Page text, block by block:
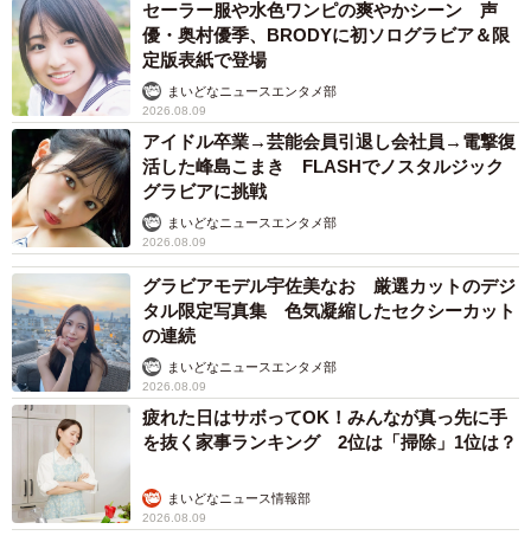
2/5
（KSI官公庁オークションから引用）
セーラー服や水色ワンピの爽やかシーン 声
優・奥村優季、BRODYに初ソログラビア＆限
定版表紙で登場
まいどなニュースエンタメ部
2026.08.09
アイドル卒業→芸能会員引退し会社員→電撃復
活した峰島こまき FLASHでノスタルジック
グラビアに挑戦
まいどなニュースエンタメ部
2026.08.09
グラビアモデル宇佐美なお 厳選カットのデジ
タル限定写真集 色気凝縮したセクシーカット
の連続
まいどなニュースエンタメ部
2026.08.09
疲れた日はサボってOK！みんなが真っ先に手
を抜く家事ランキング 2位は「掃除」1位は？
まいどなニュース情報部
2026.08.09